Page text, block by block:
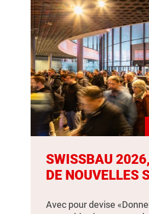
SWISSBAU
DE NOUVELLES
Avec pour devise